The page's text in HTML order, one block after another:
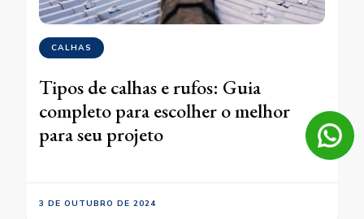
CALHAS
Tipos de calhas e rufos: Guia
completo para escolher o melhor
para seu projeto
3 DE OUTUBRO DE 2024